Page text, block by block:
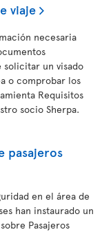
viaje
necesaria
solicitar un visado
o comprobar los
Requisitos
socio Sherpa.
pasajeros
en el área de
han instaurado un
Pasajeros